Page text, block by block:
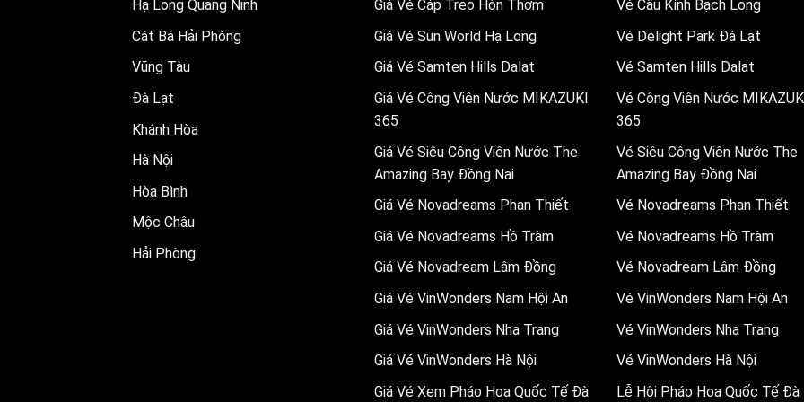
Hạ Long Quảng Ninh
Cát Bà Hải Phòng
Vũng Tàu
Đà Lạt
Khánh Hòa
Hà Nội
Hòa Bình
Mộc Châu
Hải Phòng
Giá Vé Cáp Treo Hòn Thơm
Giá Vé Sun World Hạ Long
Giá Vé Samten Hills Dalat
Giá Vé Công Viên Nước MIKAZUKI
365
Giá Vé Siêu Công Viên Nước The
Amazing Bay Đồng Nai
Giá Vé Novadreams Phan Thiết
Giá Vé Novadreams Hồ Tràm
Giá Vé Novadream Lâm Đồng
Giá Vé VinWonders Nam Hội An
Giá Vé VinWonders Nha Trang
Giá Vé VinWonders Hà Nội
Giá Vé Xem Pháo Hoa Quốc Tế Đà
Vé Cầu Kính Bạch Long
Vé Delight Park Đà Lạt
Vé Samten Hills Dalat
Vé Công Viên Nước
365
Vé Siêu Công Viên Nước The
Amazing Bay Đồng Nai
Vé Novadreams Phan Thiết
Vé Novadreams Hồ Tràm
Vé Novadream Lâm Đồng
Vé VinWonders Nam Hội An
Vé VinWonders Nha Trang
Vé VinWonders Hà Nội
Lễ Hội Pháo Hoa Quốc Tế Đà